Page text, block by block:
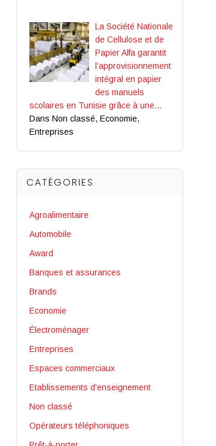
La Société Nationale
de Cellulose et de
Papier Alfa garantit
l’approvisionnement
intégral en papier
des manuels
scolaires en Tunisie grâce à une…
Dans Non classé, Economie,
Entreprises
CATÉGORIES
Agroalimentaire
Automobile
Award
Banques et assurances
Brands
Economie
Électroménager
Entreprises
Espaces commerciaux
Etablissements d'enseignement
Non classé
Opérateurs téléphoniques